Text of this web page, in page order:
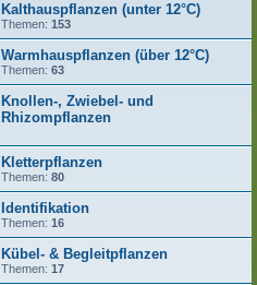
Kalthauspflanzen (unter 12°C)
Themen: 153
Warmhauspflanzen (über 12°C)
Themen: 63
Knollen-, Zwiebel- und
Rhizompflanzen
Kletterpflanzen
Themen: 80
Identifikation
Themen: 16
Kübel- & Begleitpflanzen
Themen: 17